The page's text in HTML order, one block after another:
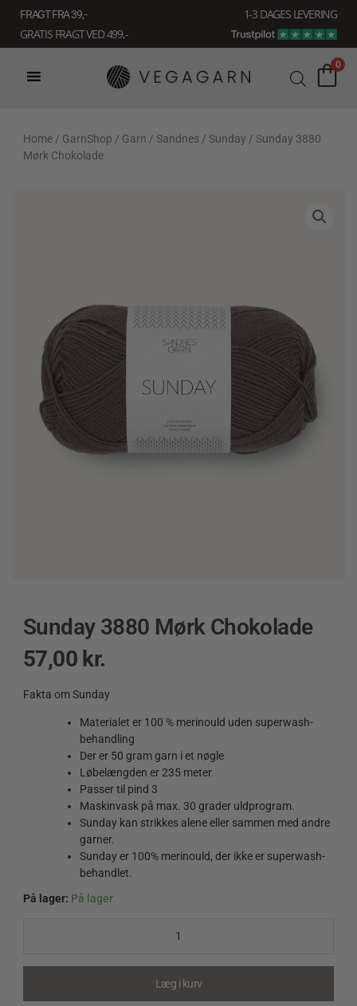
indholdet
FRAGT FRA 39, -
1-3 DAGES LEVERING
GRATIS FRAGT VED 499,-
0
Home / GarnShop / Garn / Sandnes / Sunday / Sunday 3880
Mørk Chokolade
Sunday 3880 Mørk Chokolade
57,00 kr.
Fakta om Sunday
Materialet er 100 % merinould uden superwash-
behandling
Der er 50 gram garn i et nøgle
Løbelængden er 235 meter
Passer til pind 3
Maskinvask på max. 30 grader uldprogram.
Sunday kan strikkes alene eller sammen med andre
garner.
Sunday er 100% merinould, der ikke er superwash-
behandlet.
På lager: På lager
Sunday
Læg i kurv